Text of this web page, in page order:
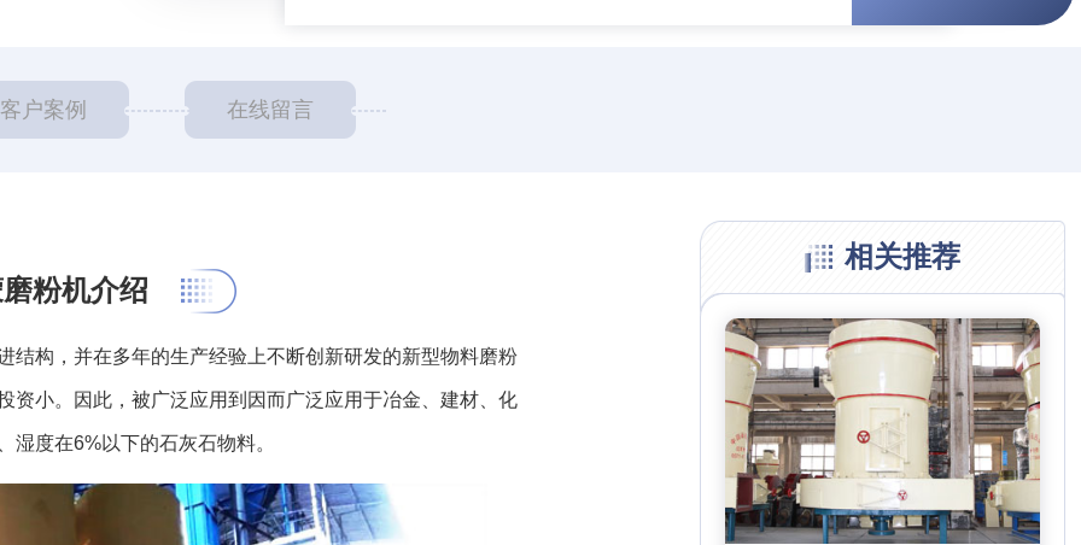
客户案例 在线留言
粉机介绍
结构，并在多年的生产经验上不断创新研发的新型物料磨粉
资小。因此，被广泛应用到因而广泛应用于冶金、建材、化
度在6%以下的石灰石物料。
相关推荐